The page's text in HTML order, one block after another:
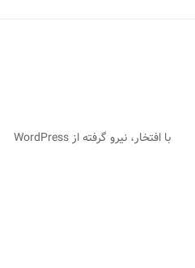
با افتخار، نیرو گرفته از WordPress